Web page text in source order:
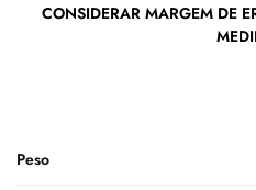
CONSIDERAR MARGEM DE
Peso